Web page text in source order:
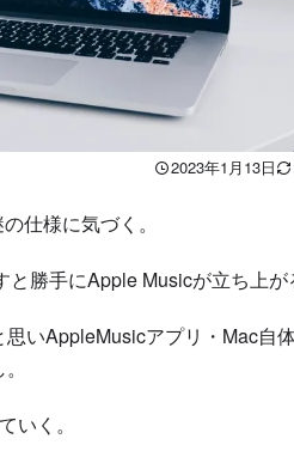
2023年1月13日
仕様に気づく。
勝手にApple Musicが立ち上が
思いAppleMusicアプリ・Mac自
いく。